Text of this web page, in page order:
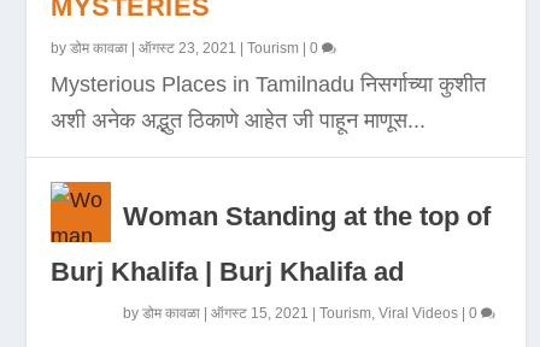
MYSTERIES
byडोम कावळा |ऑगस्ट 23, 2021 |Tourism |0
Mysterious Places in Tamilnadu निसर्गाच्या कुशीत
अशी अनेक अद्भुत ठिकाणे आहेत जी पाहून माणूस...
Woman Standing at the top of
Burj Khalifa | Burj Khalifa ad
byडोम कावळा |ऑगस्ट 15, 2021 |Tourism,Viral Videos |0